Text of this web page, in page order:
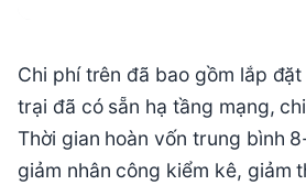
Chi phí trên đã bao gồm lắp
trại đã có sẵn hạ tầng mạng,
Thời gian hoàn vốn trung bình
giảm nhân công kiểm kê, giảm